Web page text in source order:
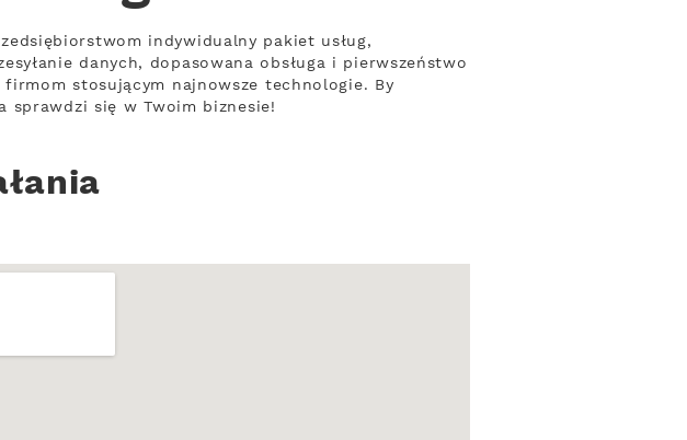
indywidualny pakiet usług,
danych, dopasowana obsługa i pierwszeństwo
stosującym najnowsze technologie. By
sprawdzi się w Twoim biznesie!